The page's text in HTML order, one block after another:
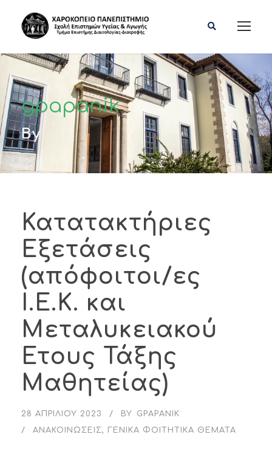
gpapanik
By
Κατατακτήριες
Εξετάσεις
(απόφοιτοι/ες
Ι.Ε.Κ. και
Μεταλυκειακού
Έτους Τάξης
Μαθητείας)
28 ΑΠΡΙΛΊΟΥ 2023 BY
GPAPANIK
ΑΝΑΚΟΙΝΏΣΕΙΣ, ΓΕΝΙΚΆ ΦΟΙΤΗΤΙΚΆ ΘΈΜΑΤΑ